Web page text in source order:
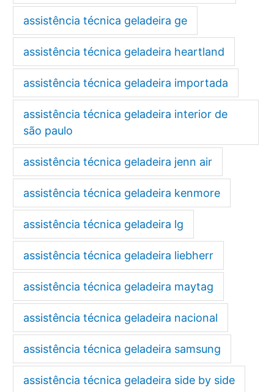
assistência técnica geladeira ge
assistência técnica geladeira heartland
assistência técnica geladeira importada
assistência técnica geladeira interior de
são paulo
assistência técnica geladeira jenn air
assistência técnica geladeira kenmore
assistência técnica geladeira lg
assistência técnica geladeira liebherr
assistência técnica geladeira maytag
assistência técnica geladeira nacional
assistência técnica geladeira samsung
assistência técnica geladeira side by side